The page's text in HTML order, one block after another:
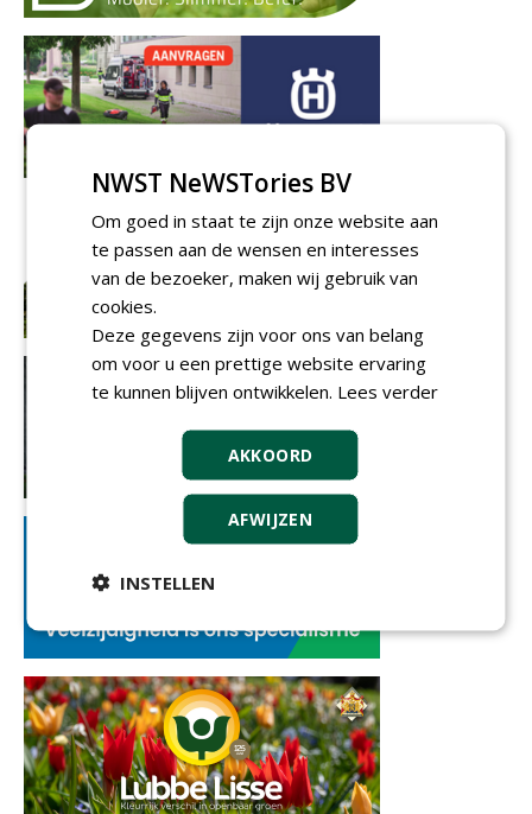
NWST NeWSTories BV
Om goed in staat te zijn onze website aan
te passen aan de wensen en interesses
van de bezoeker, maken wij gebruik van
cookies.
Deze gegevens zijn voor ons van belang
om voor u een prettige website ervaring
te kunnen blijven ontwikkelen. Lees verder
AKKOORD
AFWIJZEN
INSTELLEN